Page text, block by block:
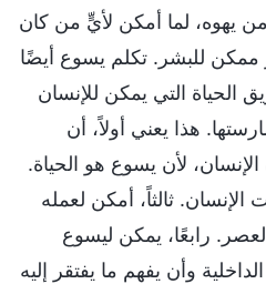
من يهوه، لما أمكن لأيٍّ من كان
ممكن للبشر. تكلم يسوع أيضًا
الحياة التي يمكن للإنسان
هذا يعني أولاً، أن
لأن يسوع هو الحياة.
الإنسان. ثالثاً، أمكن لعمله
رابعًا، يمكن ليسوع
وأن يفهم ما يفتقر إليه